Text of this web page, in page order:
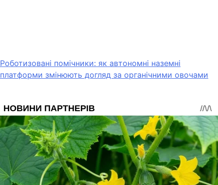
Роботизовані помічники: як автономні наземні
платформи змінюють догляд за органічними овочами